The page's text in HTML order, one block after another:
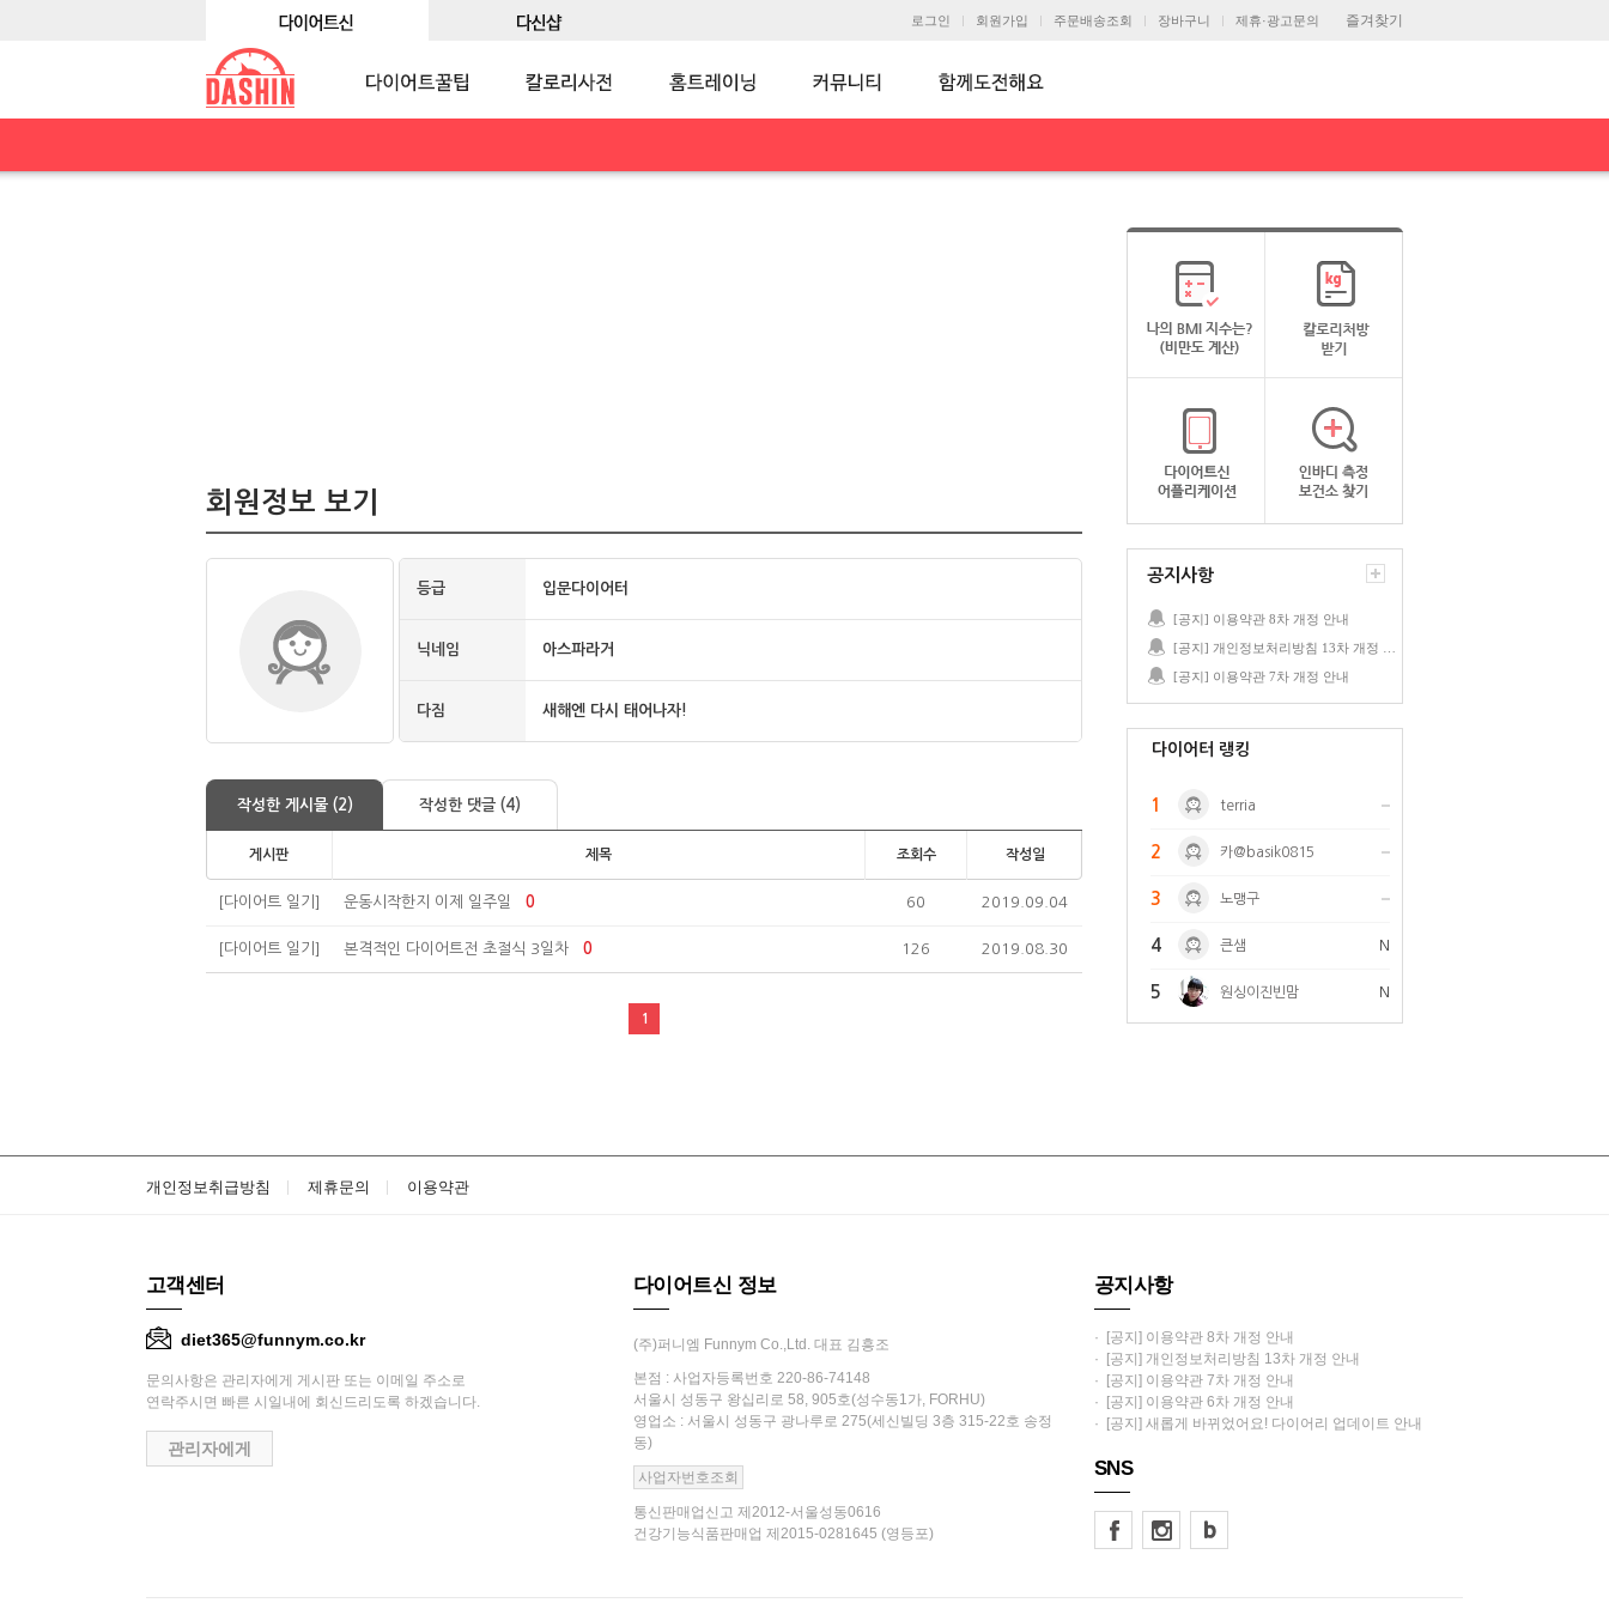
즐겨찾기
로그인 회원가입 주문배송조회 장바구니 제휴·광고문의
회원정보 보기
등급 입문다이어터
닉네임 아스파라거
다짐 새해엔 다시 태어나자!
작성한 게시물 (2) 작성한 댓글 (4)
게시판 제목 조회수 작성일
[다이어트 일기] 운동시작한지 이제 일주일 0 60 2019.09.04
[다이어트 일기] 본격적인 다이어트전 초절식 3일차 0 126 2019.08.30
1
공지사항
[공지] 이용약관 8차 개정 안내
[공지] 이용약관 7차 개정 안내
다이어터 랭킹
1 terria
2 카@basik0815
3 노맹구
4 큰샘 N
5 원싱이진빈맘 N
개인정보취급방침 제휴문의 이용약관
고객센터
diet365@funnym.co.kr
문의사항은 관리자에게 게시판 또는 이메일 주소로
연락주시면 빠른 시일내에 회신드리도록 하겠습니다.
관리자에게
다이어트신 정보
(주)퍼니엠 Funnym Co.,Ltd. 대표 김흥조
본점 : 사업자등록번호 220-86-74148
서울시 성동구 왕십리로 58, 905호(성수동1가, FORHU)
영업소 : 서울시 성동구 광나루로 275(세신빌딩 3층 315-22호 송정
동)
사업자번호조회
통신판매업신고 제2012-서울성동0616
건강기능식품판매업 제2015-0281645 (영등포)
공지사항
· [공지] 이용약관 8차 개정 안내
· [공지] 개인정보처리방침 13차 개정 안내
· [공지] 이용약관 7차 개정 안내
· [공지] 이용약관 6차 개정 안내
· [공지] 새롭게 바뀌었어요! 다이어리 업데이트 안내
SNS